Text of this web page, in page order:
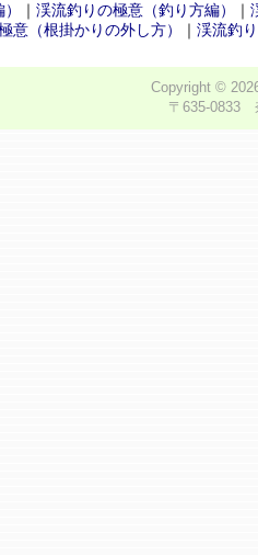
｜ 渓流釣りの極意（釣り方編） ｜
意（根掛かりの外し方）
｜ 渓流釣
Copyright ©
〒635-0833